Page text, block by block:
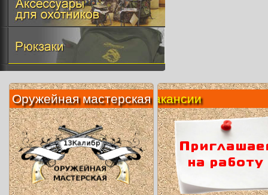
Оружейная мастерскаяВакансии